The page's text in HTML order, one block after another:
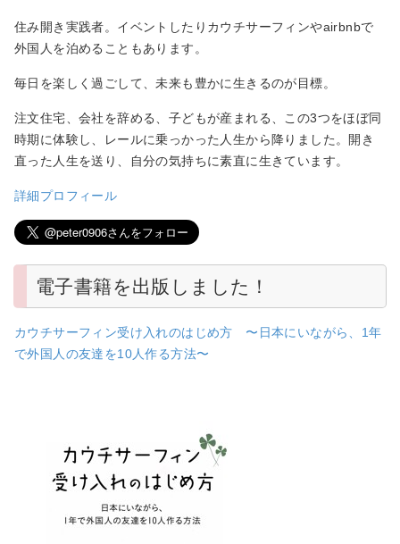
住み開き実践者。イベントしたりカウチサーフィンやairbnbで
外国人を泊めることもあります。
毎日を楽しく過ごして、未来も豊かに生きるのが目標。
注文住宅、会社を辞める、子どもが産まれる、この3つをほぼ同
時期に体験し、レールに乗っかった人生から降りました。開き
直った人生を送り、自分の気持ちに素直に生きています。
詳細プロフィール
電子書籍を出版しました！
カウチサーフィン受け入れのはじめ方 〜日本にいながら、1年
で外国人の友達を10人作る方法〜